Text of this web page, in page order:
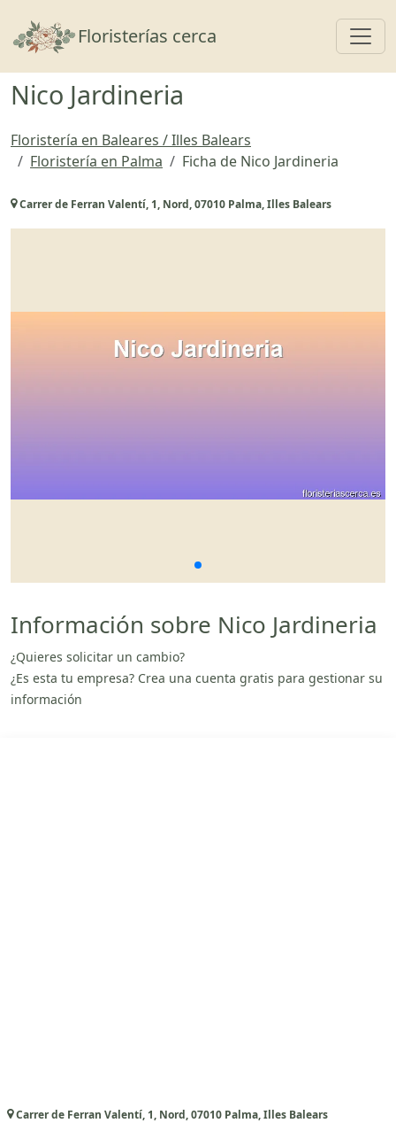
Floristerías cerca
Nico Jardineria
Floristería en Baleares / Illes Balears
Floristería en Palma
Ficha de Nico Jardineria
Carrer de Ferran Valentí, 1, Nord, 07010 Palma, Illes Balears
Información sobre Nico Jardineria
¿Quieres solicitar un cambio?
¿Es esta tu empresa? Crea una cuenta gratis para gestionar su
información
Carrer de Ferran Valentí, 1, Nord, 07010 Palma, Illes Balears